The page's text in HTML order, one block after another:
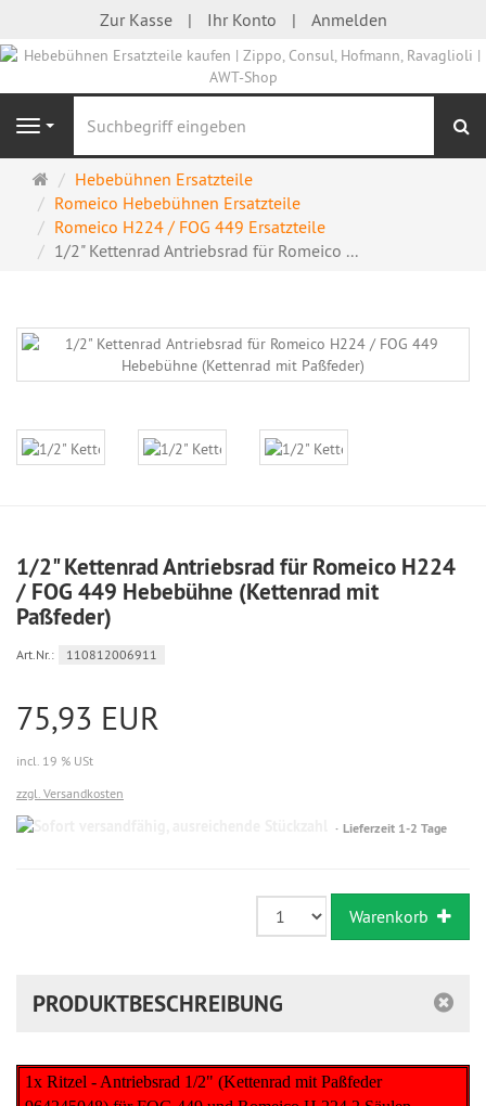
Zur Kasse Ihr Konto Anmelden
Navigation
Startseite
Hebebühnen Ersatzteile
Romeico Hebebühnen Ersatzteile
Romeico H224 / FOG 449 Ersatzteile
1/2" Kettenrad Antriebsrad für Romeico ...
1/2" Kettenrad Antriebsrad für Romeico H224
/ FOG 449 Hebebühne (Kettenrad mit
Paßfeder)
Art.Nr.: 110812006911
75,93 EUR
incl. 19 % USt
zzgl. Versandkosten
Sofort
Lieferzeit 1-2 Tage
Warenkorb
PRODUKTBESCHREIBUNG
1x Ritzel - Antriebsrad 1/2" (Kettenrad mit Paßfeder